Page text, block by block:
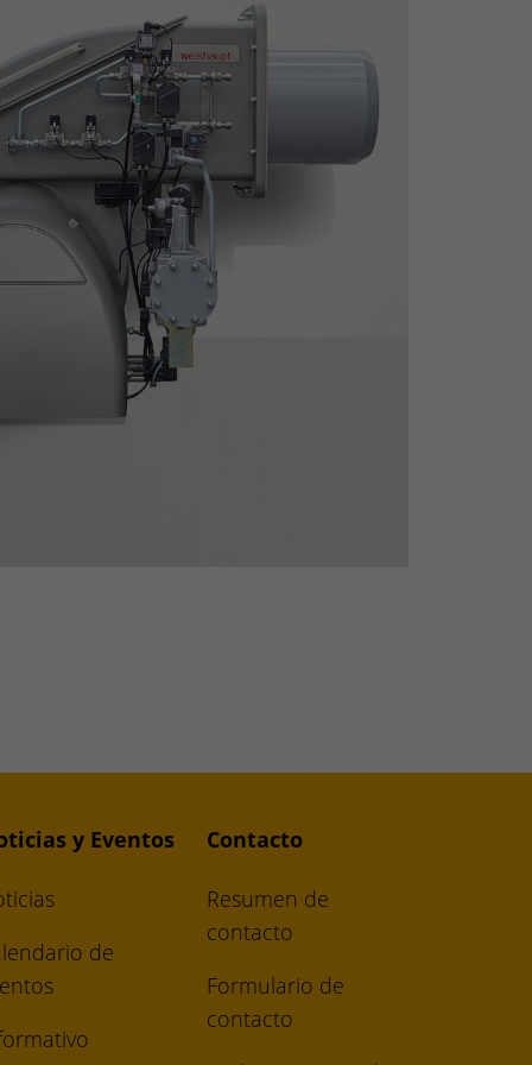
y Eventos
de
Contacto
Resumen de
contacto
Formulario de
contacto